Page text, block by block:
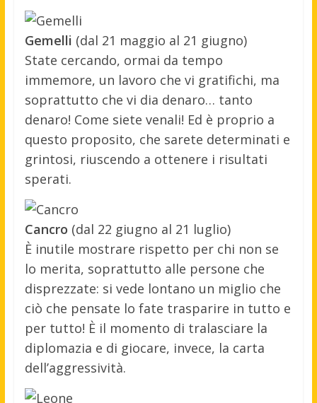
Gemelli (dal 21 maggio al 21 giugno)
State cercando, ormai da tempo
immemore, un lavoro che vi gratifichi, ma
soprattutto che vi dia denaro… tanto
denaro! Come siete venali! Ed è proprio a
questo proposito, che sarete determinati e
grintosi, riuscendo a ottenere i risultati
sperati.
Cancro (dal 22 giugno al 21 luglio)
È inutile mostrare rispetto per chi non se
lo merita, soprattutto alle persone che
disprezzate: si vede lontano un miglio che
ciò che pensate lo fate trasparire in tutto e
per tutto! È il momento di tralasciare la
diplomazia e di giocare, invece, la carta
dell’aggressività.